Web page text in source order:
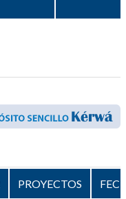
PROYECTOS